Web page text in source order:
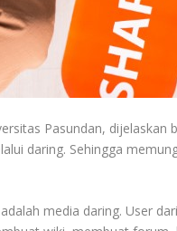
Pasundan,
daring. Sehingga
media daring. User